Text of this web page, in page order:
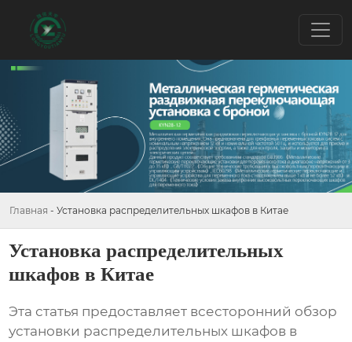
Главная - Установка распределительных шкафов в Китае
Установка распределительных
шкафов в Китае
Эта статья предоставляет всесторонний обзор
установки распределительных шкафов в